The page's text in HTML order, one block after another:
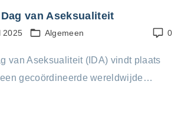
van Aseksualiteit
0
2025 Algemeen
van Aseksualiteit (IDA) vindt plaats
gecoördineerde wereldwijde…